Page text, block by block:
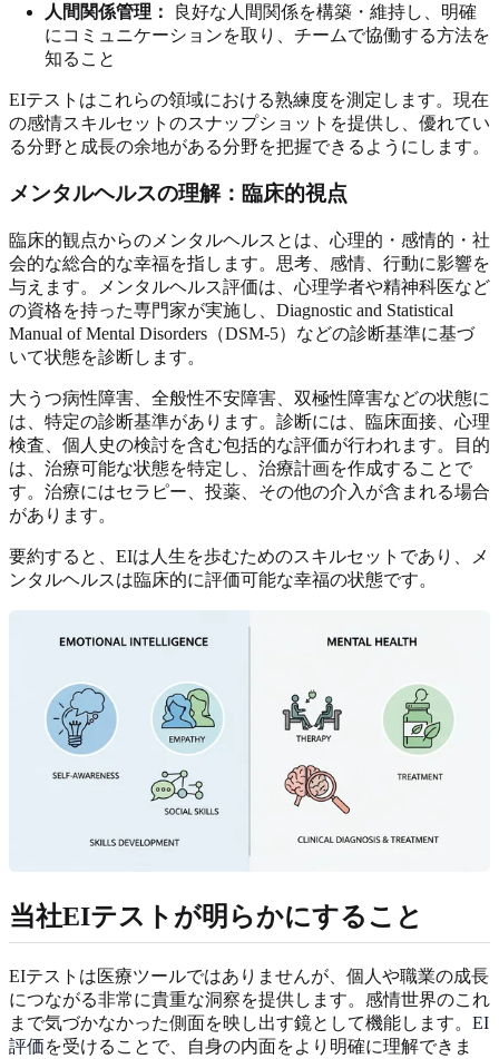
人間関係管理：
良好な人間関係を構築・維持し、明確
にコミュニケーションを取り、チームで協働する方法を
知ること
EIテストはこれらの領域における熟練度を測定します。現在
の感情スキルセットのスナップショットを提供し、優れてい
る分野と成長の余地がある分野を把握できるようにします。
メンタルヘルスの理解：臨床的視点
臨床的観点からのメンタルヘルスとは、心理的・感情的・社
会的な総合的な幸福を指します。思考、感情、行動に影響を
与えます。メンタルヘルス評価は、心理学者や精神科医など
の資格を持った専門家が実施し、Diagnostic and Statistical
Manual of Mental Disorders（DSM-5）などの診断基準に基づ
いて状態を診断します。
大うつ病性障害、全般性不安障害、双極性障害などの状態に
は、特定の診断基準があります。診断には、臨床面接、心理
検査、個人史の検討を含む包括的な評価が行われます。目的
は、治療可能な状態を特定し、治療計画を作成することで
す。治療にはセラピー、投薬、その他の介入が含まれる場合
があります。
要約すると、EIは人生を歩むためのスキルセットであり、メ
ンタルヘルスは臨床的に評価可能な幸福の状態です。
当社EIテストが明らかにすること
EIテストは医療ツールではありませんが、個人や職業の成長
につながる非常に貴重な洞察を提供します。感情世界のこれ
まで気づかなかった側面を映し出す鏡として機能します。 EI
評価を受けることで、自身の内面をより明確に理解できま